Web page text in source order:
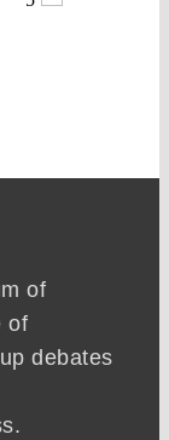
of
of
debates